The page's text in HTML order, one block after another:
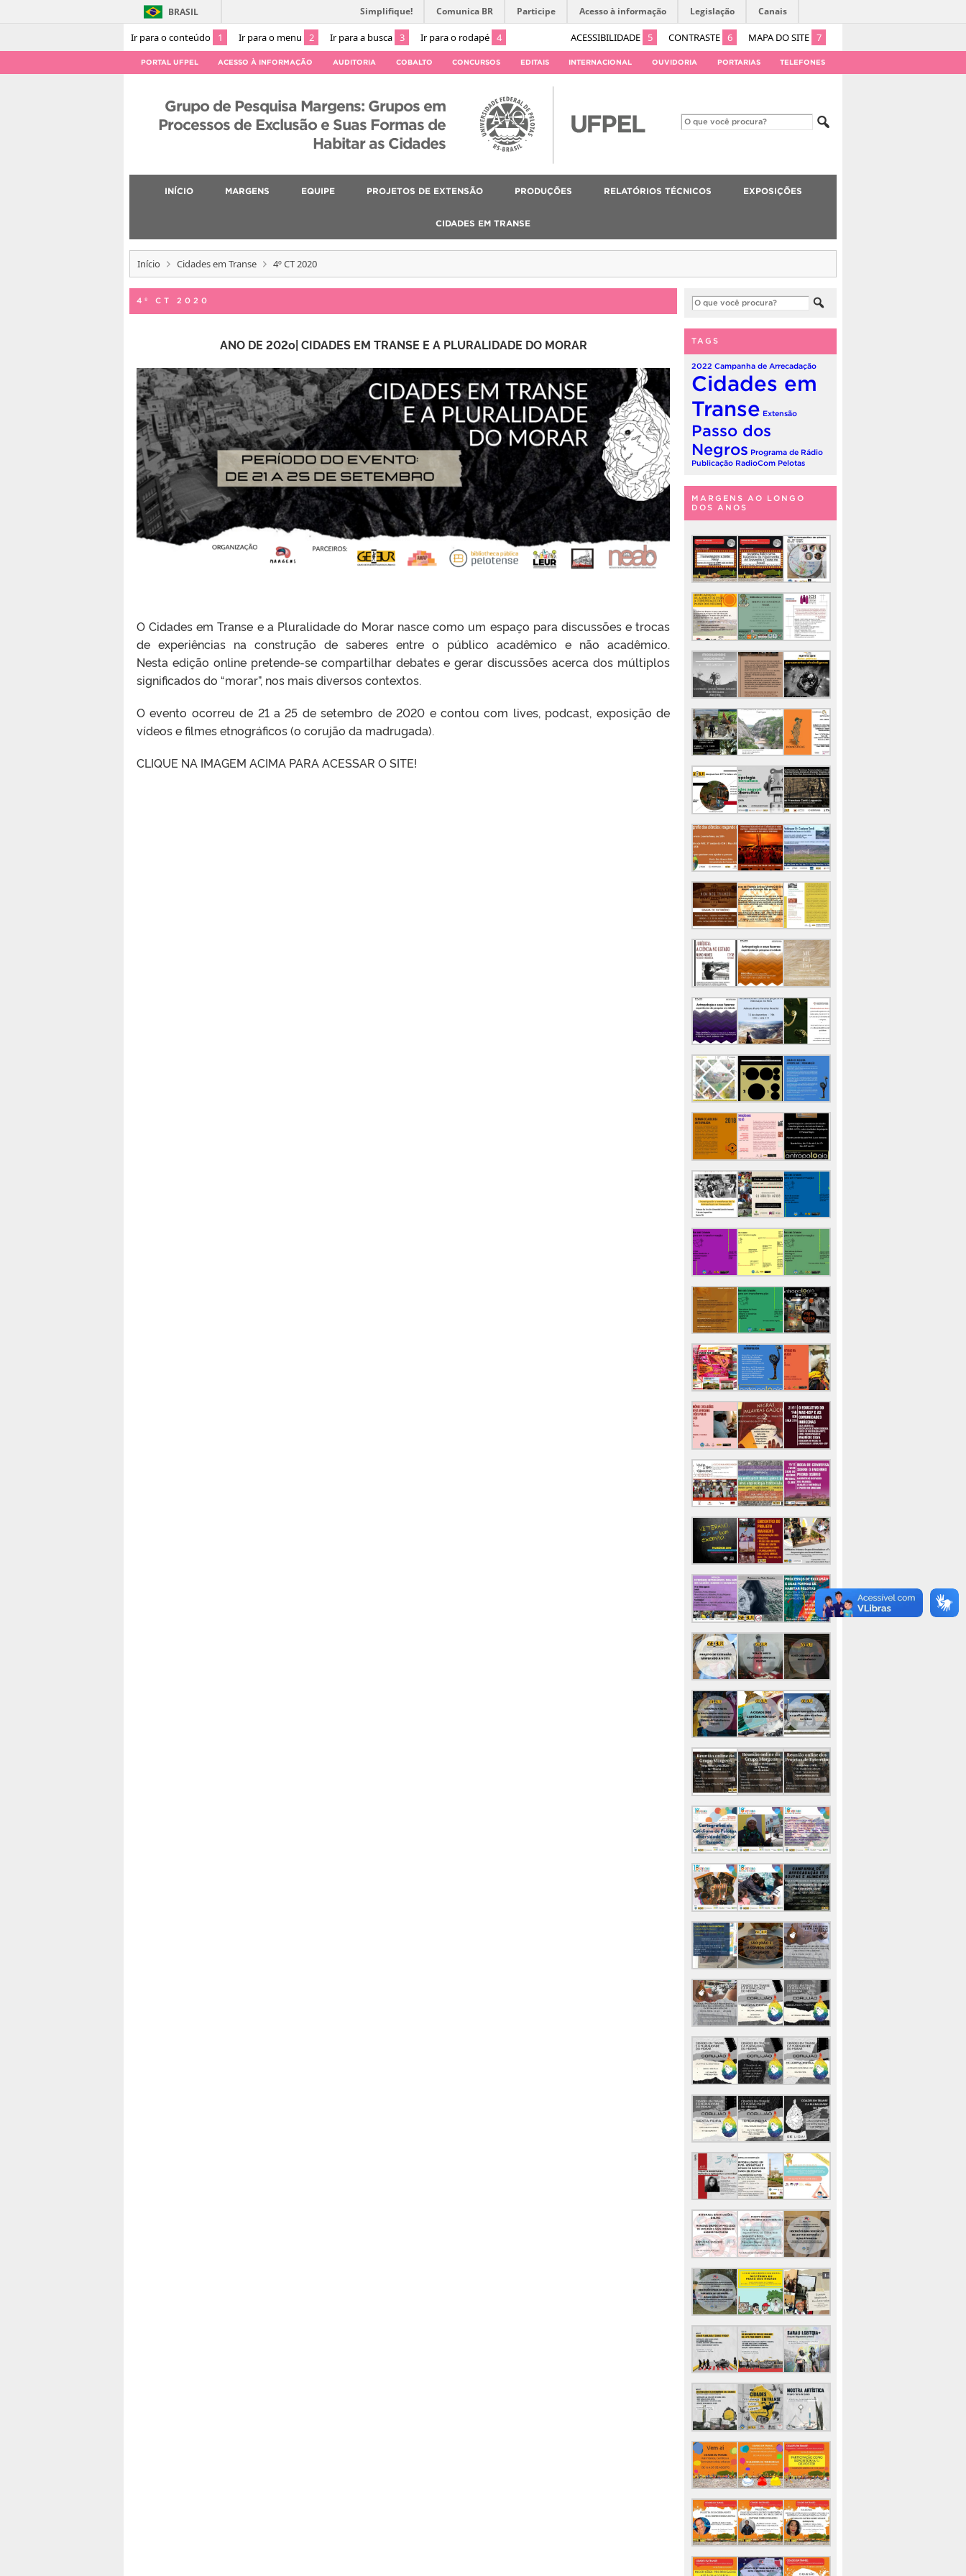
Ir para o conteúdo 1 Ir para o menu 2 Ir para a busca 3 Ir para o rodapé 4 ACESSIBILIDADE 5 CONTRASTE 6 MAPA DO SITE 7
BRASIL Simplifique! Comunica BR Participe Acesso à informação Legislação Canais
PORTAL UFPEL ACESSO À INFORMAÇÃO AUDITORIA COBALTO CONCURSOS EDITAIS INTERNACIONAL OUVIDORIA PORTARIAS TELEFONES
Grupo de Pesquisa Margens: Grupos em
Processos de Exclusão e Suas Formas de
Habitar as Cidades
INÍCIO MARGENS EQUIPE PROJETOS DE EXTENSÃO PRODUÇÕES RELATÓRIOS TÉCNICOS EXPOSIÇÕES
CIDADES EM TRANSE
Início Cidades em Transe 4º CT 2020
4º CT 2020
ANO DE 202o| CIDADES EM TRANSE E A PLURALIDADE DO MORAR
O Cidades em Transe e a Pluralidade do Morar nasce como um espaço para discussões e trocas
de experiências na construção de saberes entre o público acadêmico e não acadêmico.
Nesta edição online pretende-se compartilhar debates e gerar discussões acerca dos múltiplos
significados do “morar”, nos mais diversos contextos.
O evento ocorreu de 21 a 25 de setembro de 2020 e contou com lives, podcast, exposição de
vídeos e filmes etnográficos (o corujão da madrugada).
CLIQUE NA IMAGEM ACIMA PARA ACESSAR O SITE!
TAGS
2022 Campanha de Arrecadação
Cidades em
Transe Extensão
Passo dos
Negros Programa de Rádio
Publicação RadioCom Pelotas
MARGENS AO LONGO
DOS ANOS